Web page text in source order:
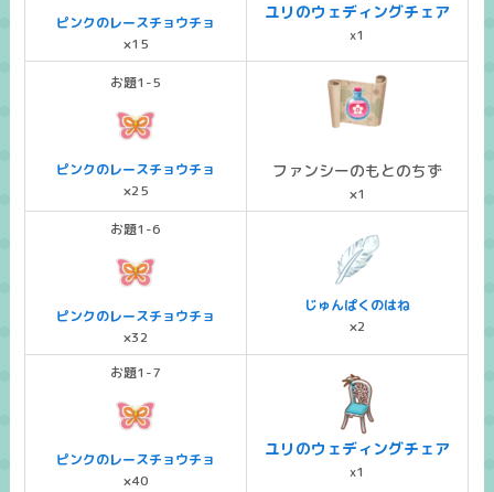
ピンクのレースチョウチョ
×15
ユリのウェディングチェア
x1
お題1-5
ピンクのレースチョウチョ
×25
ファンシーのもとのちず
×1
お題1-6
ピンクのレースチョウチョ
×32
じゅんぱくのはね
×2
お題1-7
ピンクのレースチョウチョ
×40
ユリのウェディングチェア
x1